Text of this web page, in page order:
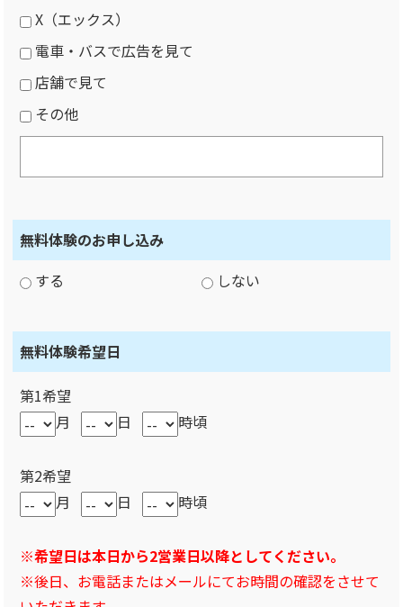
X（エックス）
電車・バスで広告を見て
店舗で見て
その他
無料体験のお申し込み
する
しない
無料体験希望日
第1希望
月
日 時頃
第2希望
月
日 時頃
※希望日は本日から2営業日以降としてください。
※後日、お電話またはメールにてお時間の確認をさせて